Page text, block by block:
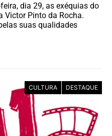
dia 29, as exéquias do
Victor Pinto da Rocha.
suas qualidades
CULTURA DESTAQUE